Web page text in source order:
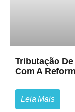
Tributação
Com A
Leia Mais